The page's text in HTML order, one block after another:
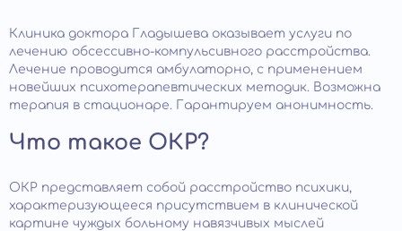
Клиника доктора Гладышева оказывает услуги по
лечению обсессивно-компульсивного расстройства.
Лечение проводится амбулаторно, с применением
новейших психотерапевтических методик. Возможна
терапия в стационаре. Гарантируем анонимность.
Что такое ОКР?
ОКР представляет собой расстройство психики,
характеризующееся присутствием в клинической
картине чуждых больному навязчивых мыслей